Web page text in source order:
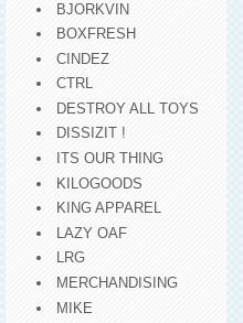
BJORKVIN
BOXFRESH
CINDEZ
CTRL
DESTROY ALL TOYS
DISSIZIT !
ITS OUR THING
KILOGOODS
KING APPAREL
LAZY OAF
LRG
MERCHANDISING
MIKE